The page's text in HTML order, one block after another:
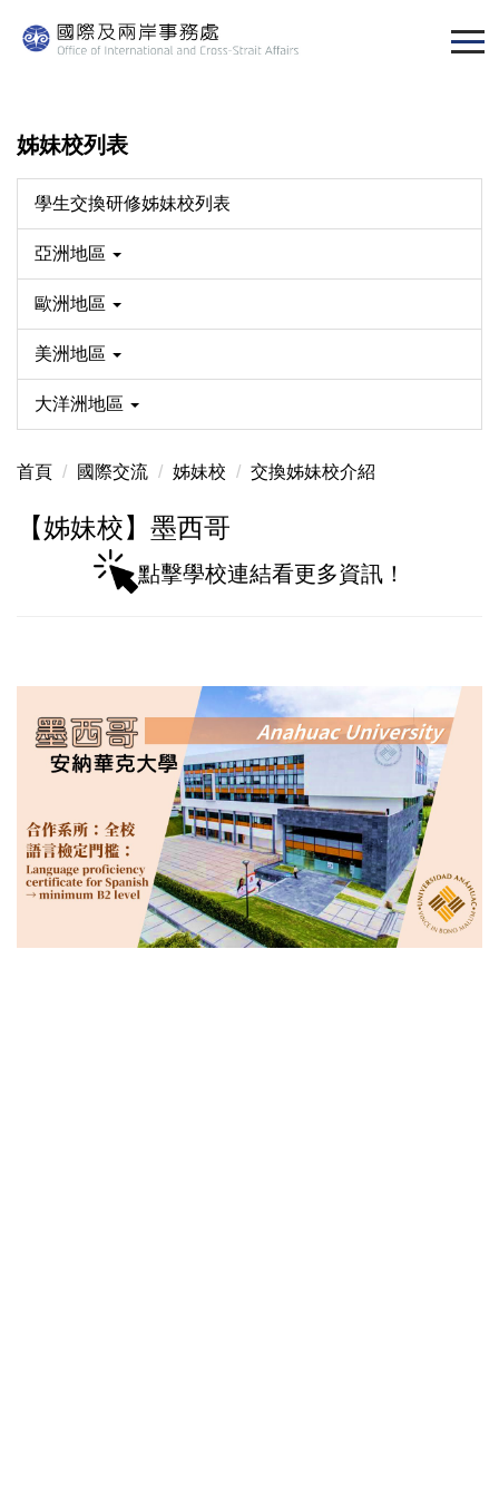
到
容
區
姊妹校列表
學生交換研修姊妹校列表
亞洲地區
歐洲地區
美洲地區
大洋洲地區
首頁 國際交流 姊妹校 交換姊妹校介紹
【姊妹校】墨西哥
點擊學校連結看更多資訊！